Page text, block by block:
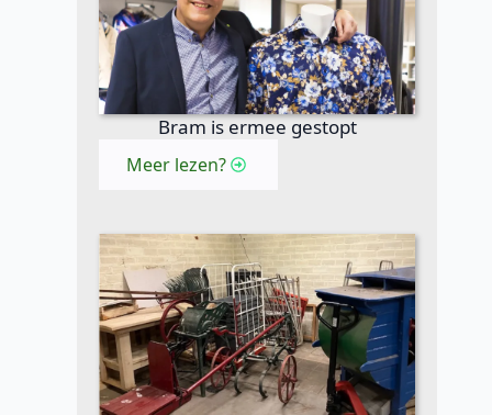
Bram is ermee gestopt
Meer lezen?